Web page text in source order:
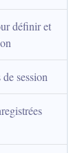
définir et
session